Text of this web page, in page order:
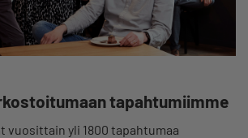
tapahtumiimme
vuosittain yli 1800 tapahtumaa